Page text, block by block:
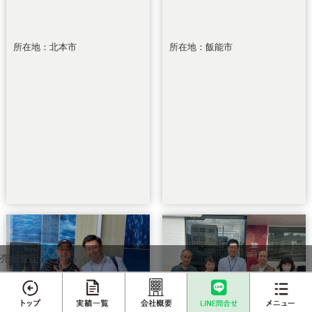
所在地：北本市 所在地：飯能市
売却査定はこちら（無料）